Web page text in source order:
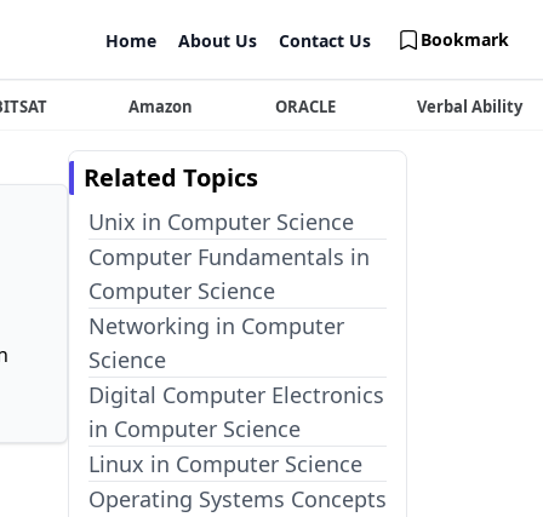
Home About Us Contact Us Bookmark
Amazon ORACLE Verbal Ability
Related Topics
Unix in Computer Science
Computer Fundamentals in
Computer Science
Networking in Computer
Science
Digital Computer Electronics
in Computer Science
Linux in Computer Science
Operating Systems Concepts